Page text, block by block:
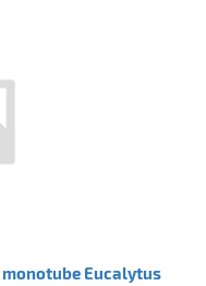
monotube Eucalytus